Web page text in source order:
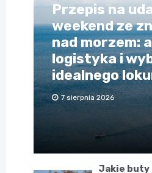
Przepis na
weekend ze
nad morzem:
logistyka i
idealnego
7 sierpnia 2026
Jakie buty